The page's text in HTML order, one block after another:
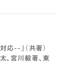
応--』（共著）
、宮川毅著、東